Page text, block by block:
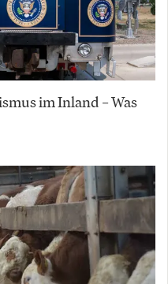
im Inland – Was